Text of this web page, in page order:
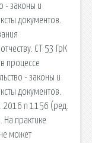
- законы и
документов.
СТ 53 ГрК
процессе
- законы и
документов.
n 1156 (ред.
практике
может